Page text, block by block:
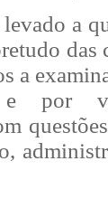
a
das
a
e por